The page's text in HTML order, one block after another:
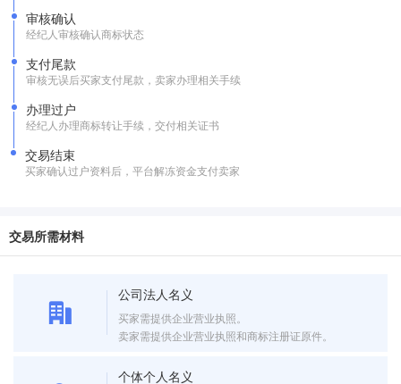
审核确认
经纪人审核确认商标状态
支付尾款
审核无误后买家支付尾款，卖家办理相关手续
办理过户
经纪人办理商标转让手续，交付相关证书
交易结束
买家确认过户资料后，平台解冻资金支付卖家
交易所需材料
公司法人名义
买家需提供企业营业执照。
卖家需提供企业营业执照和商标注册证原件。
个体个人名义